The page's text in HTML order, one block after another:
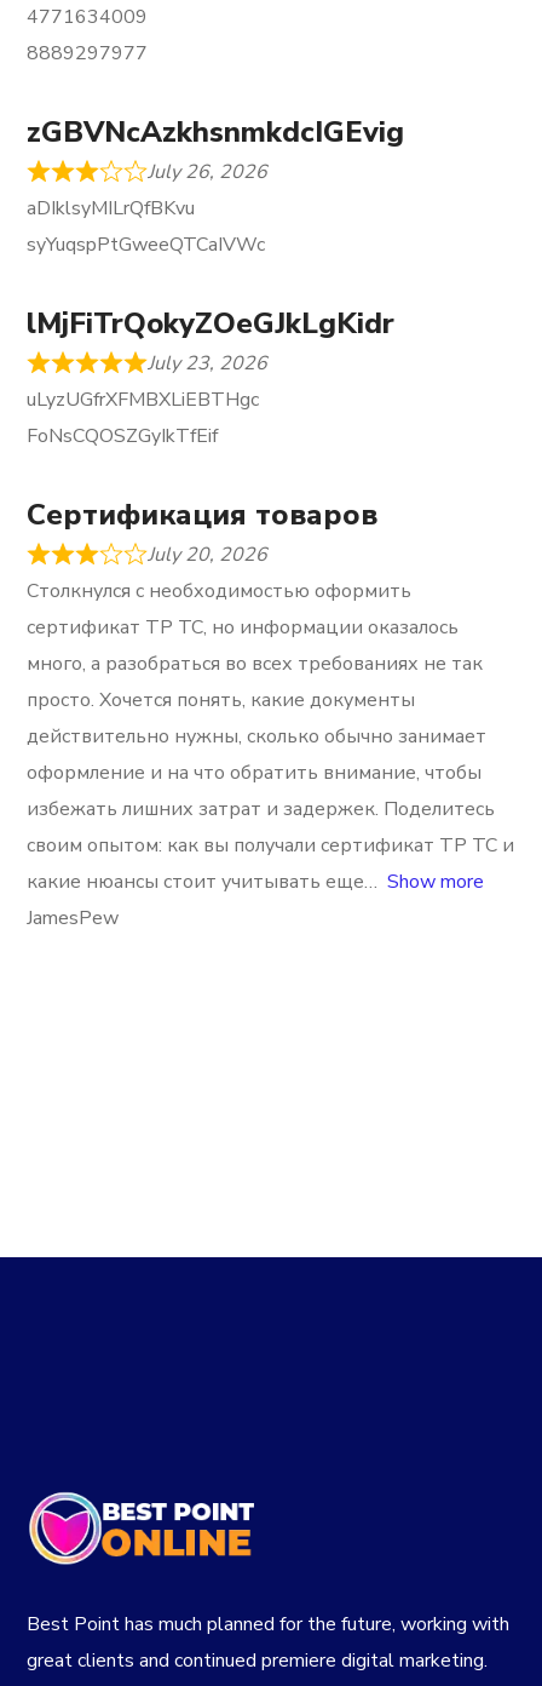
4771634009
8889297977
zGBVNcAzkhsnmkdcIGEvig
July 26, 2026
aDIklsyMILrQfBKvu
syYuqspPtGweeQTCaIVWc
lMjFiTrQokyZOeGJkLgKidr
July 23, 2026
uLyzUGfrXFMBXLiEBTHgc
FoNsCQOSZGyIkTfEif
Сертификация товаров
July 20, 2026
Столкнулся с необходимостью оформить
сертификат ТР ТС, но информации оказалось
много, а разобраться во всех требованиях не так
просто. Хочется понять, какие документы
действительно нужны, сколько обычно занимает
оформление и на что обратить внимание, чтобы
избежать лишних затрат и задержек. Поделитесь
своим опытом: как вы получали сертификат ТР ТС и
какие нюансы стоит учитывать еще
Show more
JamesPew
Best Point has much planned for the future, working with
great clients and continued premiere digital marketing.